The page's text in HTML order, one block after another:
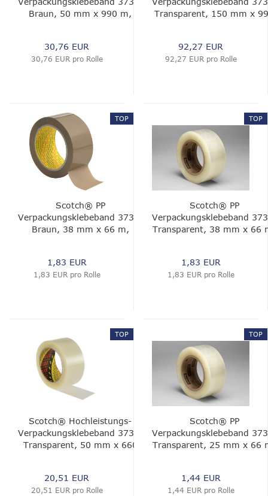
Braun, 50 mm x 990 m,
30,76 EUR
30,76 EUR pro Rolle
Transparent, 150 mm x
92,27 EUR
92,27 EUR pro Rolle
TOP
Scotch® PP
Verpackungsklebeband 3739,
Braun, 38 mm x 66 m,
1,83 EUR
1,83 EUR pro Rolle
TOP
Scotch® PP
Verpackungsklebeband
Transparent, 38 mm x 66
1,83 EUR
1,83 EUR pro Rolle
TOP
Scotch® Hochleistungs-
Verpackungsklebeband 3739,
Transparent, 50 mm x 660
20,51 EUR
20,51 EUR pro Rolle
TOP
Scotch® PP
Verpackungsklebeband
Transparent, 25 mm x 66
1,44 EUR
1,44 EUR pro Rolle